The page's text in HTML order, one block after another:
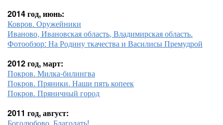
2014 год, июнь:
Ковров. Оружейники
Иваново, Ивановская область, Владимирская область.
Фотообзор: На Родину ткачества и Василисы Премудрой
2012 год, март:
Покров. Милка-билингва
Покров. Пряники. Наши пять копеек
Покров. Пряничный город
2011 год, август: